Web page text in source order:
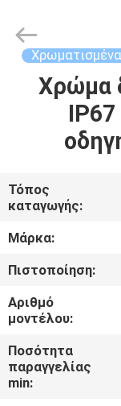
ΣΠΊΤΙ
ΠΡΟΪΌΝΤΑ
ΠΕΡΊΠΟΥ
ΕΜΕΊΣ
ΓΎΡΟΣ
ΠΟΙΟΤΙΚΌΣ
ΈΛΕΓΧΟΣ
Technology
Group
Co.,Ltd.
Χρώμα
IP67
Τόπος
καταγωγής:
Μάρκα:
Πιστοποίηση:
Αριθμό
μοντέλου:
Ποσότητα
παραγγελίας
min: